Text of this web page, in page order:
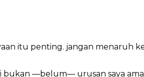
itu penting. jangan menaruh
—belum— urusan saya